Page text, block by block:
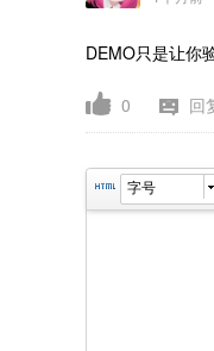
DEMO只是让你
0 回
字号